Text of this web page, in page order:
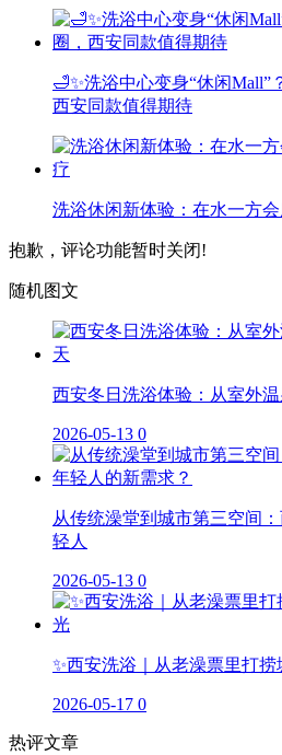
🛁✨洗浴中心变身“休闲Mall”
西安同款值得期待
洗浴休闲新体验：在水一方
抱歉，评论功能暂时关闭!
随机图文
西安冬日洗浴体验：从室外
2026-05-13 0
从传统澡堂到城市第三空间
轻人
2026-05-13 0
✨西安洗浴｜从老澡票里打
2026-05-17 0
热评文章